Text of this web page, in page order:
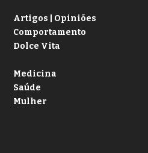
Artigos | Opiniões
Comportamento
Dolce Vita
Medicina
Saúde
Mulher